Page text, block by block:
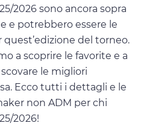
2026 sono ancora sopra
e potrebbero essere le
del torneo.
a scoprire le favorite e a
le migliori
Ecco tutti i dettagli e le
non ADM per chi
2026!